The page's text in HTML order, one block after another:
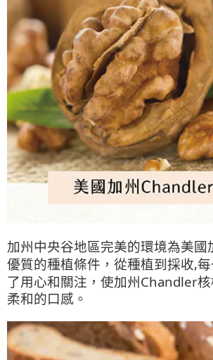
恩沛科技股份有限公司將有權停止該用戶之使用額
加州中央谷地區完美的環境為美國
優質的種植條件，從種植到採收,
了用心和關注，使加州Chandler
柔和的口感。